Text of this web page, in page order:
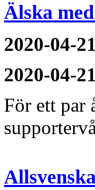
Älska
2020-04-
2020-04-
För ett par